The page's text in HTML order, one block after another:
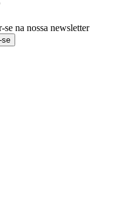
na nossa newsletter
se